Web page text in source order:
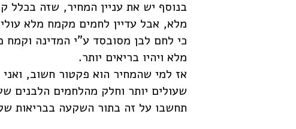
בנוסף יש את עניין המחיר, שזה בכלל
מלא, אבל עדיין לחמים מקמח מלא
כי לחם לבן מסובסד ע"י המדינה
מלא ויהיו בריאים יותר.
אז למי שהמחיר הוא פקטור חשוב,
שעולים יותר וחלק מהלחמים הלבנים
תחשבו על זה בתור השקעה בבריאות